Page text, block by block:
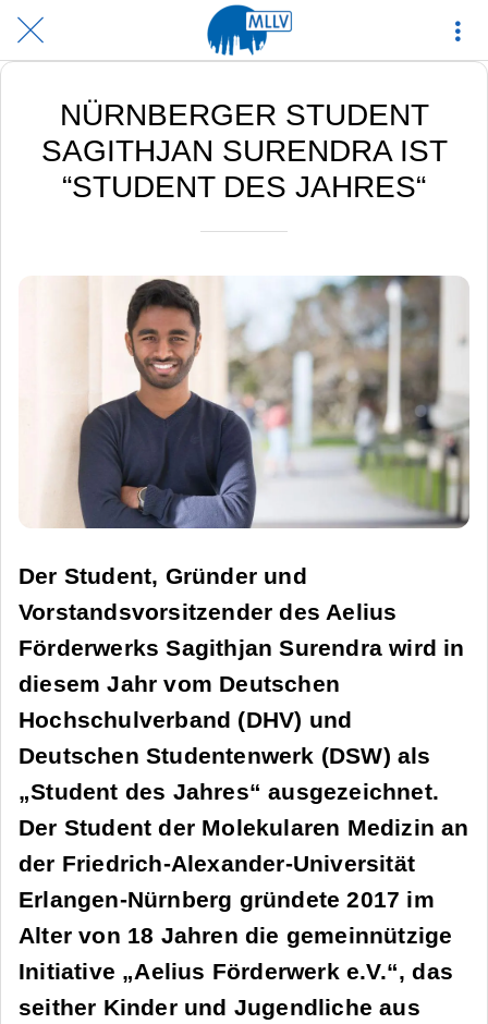
NÜRNBERGER STUDENT
SAGITHJAN SURENDRA IST
“STUDENT DES JAHRES“
Der Student, Gründer und
Vorstandsvorsitzender des Aelius
Förderwerks Sagithjan Surendra wird in
diesem Jahr vom Deutschen
Hochschulverband (DHV) und
Deutschen Studentenwerk (DSW) als
„Student des Jahres“ ausgezeichnet.
Der Student der Molekularen Medizin an
der Friedrich-Alexander-Universität
Erlangen-Nürnberg gründete 2017 im
Alter von 18 Jahren die gemeinnützige
Initiative „Aelius Förderwerk e.V.“, das
seither Kinder und Jugendliche aus